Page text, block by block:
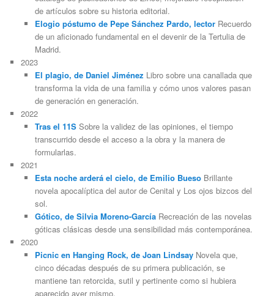
de artículos sobre su historia editorial.
Elogio póstumo de Pepe Sánchez Pardo, lectorRecuerdo
de un aficionado fundamental en el devenir de la Tertulia de
Madrid.
2023
El plagio, de Daniel Jiménez Libro sobre una canallada que
transforma la vida de una familia y cómo unos valores pasan
de generación en generación.
2022
Tras el 11SSobre la validez de las opiniones, el tiempo
transcurrido desde el acceso a la obra y la manera de
formularlas.
2021
Esta noche arderá el cielo, de Emilio BuesoBrillante
novela apocalíptica del autor de Cenital y Los ojos bizcos del
sol.
Gótico, de Silvia Moreno-GarcíaRecreación de las novelas
góticas clásicas desde una sensibilidad más contemporánea.
2020
Picnic en Hanging Rock, de Joan LindsayNovela que,
cinco décadas después de su primera publicación, se
mantiene tan retorcida, sutil y pertinente como si hubiera
aparecido ayer mismo.